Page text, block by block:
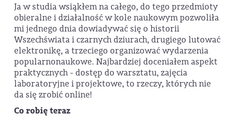
Ja w studia wsiąkłem na całego, do tego przedmioty
obieralne i działalność w kole naukowym pozwoliła
mi jednego dnia dowiadywać się o historii
Wszechświata i czarnych dziurach, drugiego lutować
elektronikę, a trzeciego organizować wydarzenia
popularnonaukowe. Najbardziej doceniałem aspekt
praktycznych - dostęp do warsztatu, zajęcia
laboratoryjne i projektowe, to rzeczy, których nie
da się zrobić online!
Co robię teraz